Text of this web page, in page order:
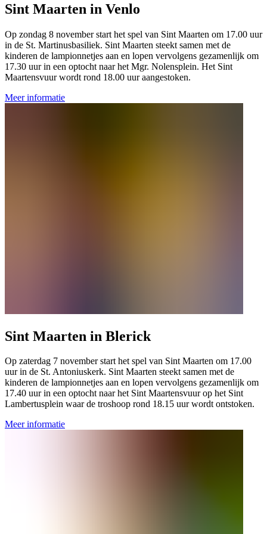
Sint Maarten in Venlo
Op zondag 8 november start het spel van Sint Maarten om 17.00 uur
in de St. Martinusbasiliek. Sint Maarten steekt samen met de
kinderen de lampionnetjes aan en lopen vervolgens gezamenlijk om
17.30 uur in een optocht naar het Mgr. Nolensplein. Het Sint
Maartensvuur wordt rond 18.00 uur aangestoken.
Meer informatie
Sint Maarten in Blerick
Op zaterdag 7 november start het spel van Sint Maarten om 17.00
uur in de St. Antoniuskerk. Sint Maarten steekt samen met de
kinderen de lampionnetjes aan en lopen vervolgens gezamenlijk om
17.40 uur in een optocht naar het Sint Maartensvuur op het Sint
Lambertusplein waar de troshoop rond 18.15 uur wordt ontstoken.
Meer informatie